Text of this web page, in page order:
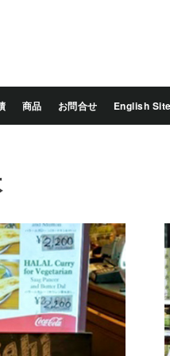
商品 お問合せ English